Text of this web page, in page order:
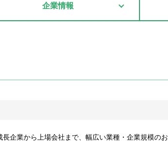
企業情報
企業から上場会社まで、幅広い業種・企業規模の